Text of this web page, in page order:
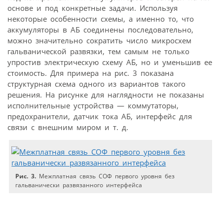
основе и под конкретные задачи. Используя
некоторые особенности схемы, а именно то, что
аккумуляторы в АБ соединены последовательно,
можно значительно сократить число микросхем
гальванической развязки, тем самым не только
упростив электрическую схему АБ, но и уменьшив ее
стоимость. Для примера на рис. 3 показана
структурная схема одного из вариантов такого
решения. На рисунке для наглядности не показаны
исполнительные устройства — коммутаторы,
предохранители, датчик тока АБ, интерфейс для
связи с внешним миром и т. д.
Рис. 3. Межплатная связь СОФ первого уровня без
гальванически развязанного интерфейса